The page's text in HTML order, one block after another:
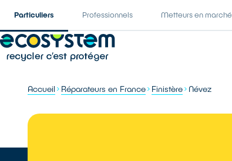
Particuliers Professionnels Metteurs en marché
Accueil Réparateurs en France Finistère Névez